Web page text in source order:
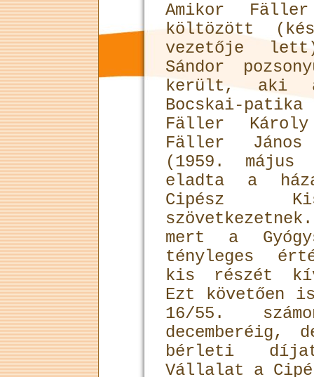
Amikor
költözött
vezetője
Sándor
ke­rült, aki
Bocskai-
Fäller
Fäller Já­nos
(1959.
eladta a
Cipész
mert a
tényleges
kis részét
Ezt követően
16/55.
decemberéig,
bérleti
Vállalat a